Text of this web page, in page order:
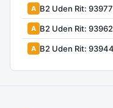
A B2 Uden Rit: 93977
A B2 Uden Rit: 93962
A B2 Uden Rit: 93944